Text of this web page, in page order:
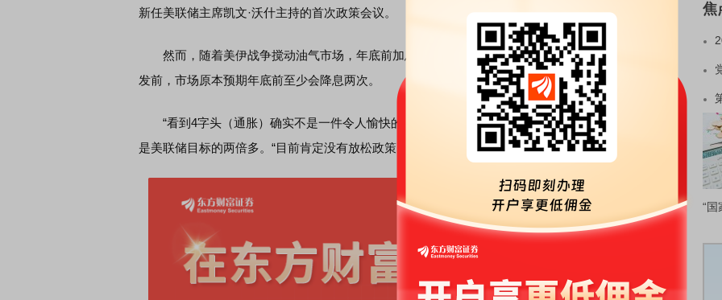
新任美联储主席凯文·沃什主持的首次政策会议。
然而，随着美伊战争搅动油气市场，年底前加息的概率已升至接近100%。而在2月底伊朗战争爆
发前，市场原本预期年底前至少会降息两次。
“看到4字头（通胀）确实不是一件令人愉快的事，” Kelly在谈到总体同比CPI读数时表示，该读数
是美联储目标的两倍多。“目前肯定没有放松政策的理由。”但他表示，美联储可以等待时机继续观望。
焦
“国